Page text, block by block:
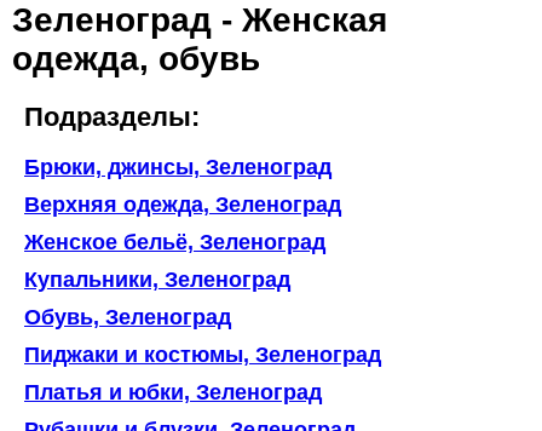
Зеленоград - Женская
одежда, обувь
Подразделы:
Брюки, джинсы, Зеленоград
Верхняя одежда, Зеленоград
Женское бельё, Зеленоград
Купальники, Зеленоград
Обувь, Зеленоград
Пиджаки и костюмы, Зеленоград
Платья и юбки, Зеленоград